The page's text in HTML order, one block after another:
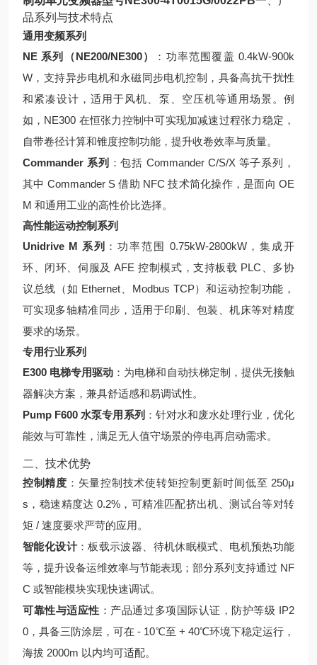
品系列与技术特点
通用变频系列
NE 系列（NE200/NE300）
：功率范围覆盖 0.4kW-900k
W，支持异步电机和永磁同步电机控制，具备高抗干扰性
和紧凑设计，适用于风机、泵、空压机等通用场景。例
如，NE300 在恒张力控制中可实现加减速过程张力稳定，
自带卷径计算和锥度控制功能，提升收卷效率与质量。
Commander 系列 ：包括 Commander C/S/X 等子系列，
其中 Commander S 借助 NFC 技术简化操作，是面向 OE
M 和通用工业的高性价比选择。
高性能运动控制系列
Unidrive M 系列 ：功率范围 0.75kW-2800kW，集成开
环、闭环、伺服及 AFE 控制模式，支持板载 PLC、多协
议总线（如 Ethernet、Modbus TCP）和运动控制功能，
可实现多轴精准同步，适用于印刷、包装、机床等对精度
要求的场景。
专用行业系列
E300 电梯专用驱动 ：为电梯和自动扶梯定制，提供无接触
器解决方案，兼具舒适感和易调试性。
Pump F600 水泵专用系列 ：针对水和废水处理行业，优化
能效与可靠性，满足无人值守场景的停电再启动需求。
二、技术优势
控制精度 ：矢量控制技术使转矩控制更新时间低至 250μ
s，稳速精度达 0.2%，可精准匹配挤出机、测试台等对转
矩 / 速度要求严苛的应用。
智能化设计：板载示波器、待机休眠模式、电机预热功能
等，提升设备运维效率与节能表现；部分系列支持通过 NF
C 或智能模块实现快速调试。
可靠性与适应性 ：产品通过多项国际认证，防护等级 IP2
0，具备三防涂层，可在 - 10℃至 + 40℃环境下稳定运行，
海拔 2000m 以内均可适配。